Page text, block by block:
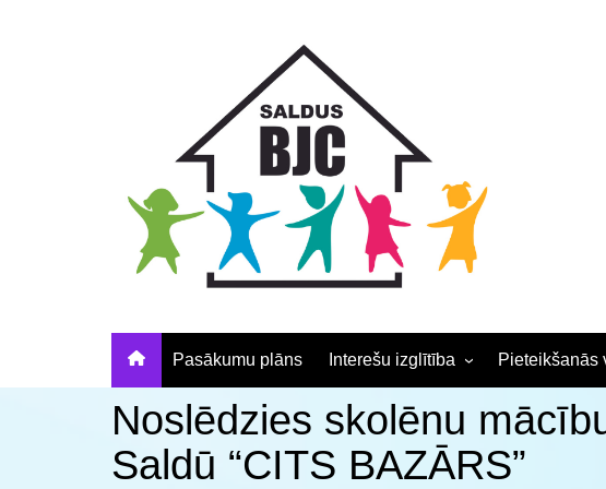
Pasākumu plāns Interešu izglītība
Pulciņu apraksti un
elektroniskā pieteikšanās
Nodarbību laiki
Pieteikšanās
Noslēdzies skolēnu
Saldū “CITS BAZĀRS”